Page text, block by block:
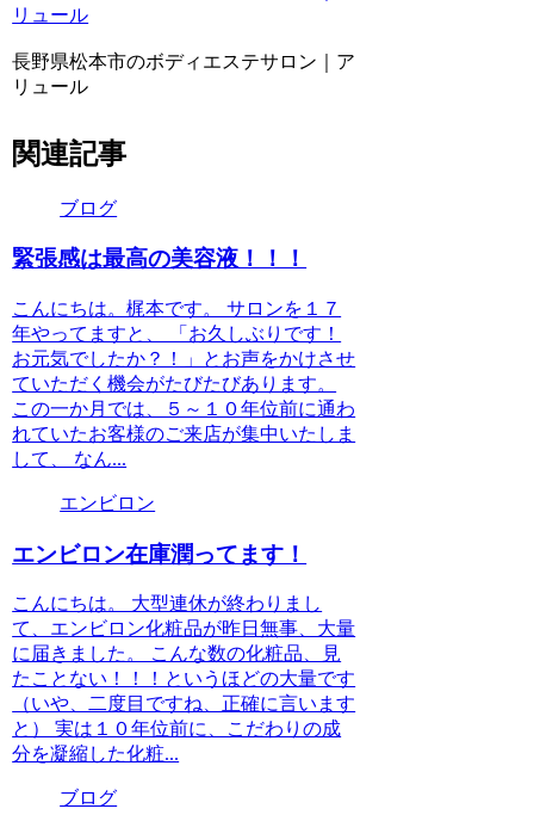
リュール
長野県松本市のボディエステサロン｜ア
リュール
関連記事
ブログ
緊張感は最高の美容液！！！
こんにちは。梶本です。 サロンを１７
年やってますと、 「お久しぶりです！
お元気でしたか？！」とお声をかけさせ
ていただく機会がたびたびあります。
この一か月では、５～１０年位前に通わ
れていたお客様のご来店が集中いたしま
して、 なん...
エンビロン
エンビロン在庫潤ってます！
こんにちは。 大型連休が終わりまし
て、エンビロン化粧品が昨日無事、大量
に届きました。 こんな数の化粧品、見
たことない！！！というほどの大量です
（いや、二度目ですね、正確に言います
と） 実は１０年位前に、こだわりの成
分を凝縮した化粧...
ブログ